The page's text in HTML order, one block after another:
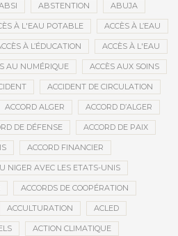
ABSTENTION ABUJA
À L'EAU POTABLE ACCÈS À L’EAU
À L’ÉDUCATION ACCÈS À L'EAU
AU NUMÉRIQUE ACCÈS AUX SOINS
ACCIDENT DE CIRCULATION
ACCORD ALGER ACCORD D’ALGER
DE DÉFENSE ACCORD DE PAIX
ACCORD FINANCIER
NIGER AVEC LES ETATS-UNIS
ACCORDS DE COOPÉRATION
ACCULTURATION ACLED
ACTION CLIMATIQUE